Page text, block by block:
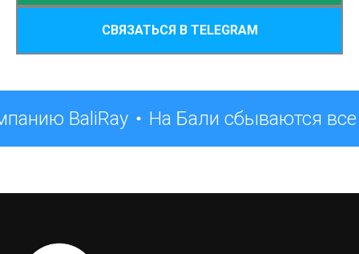
СВЯЗАТЬСЯ В TELEGRAM
BaliRay На Бали сбываются